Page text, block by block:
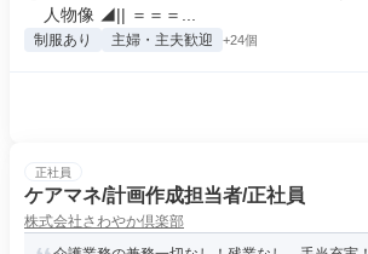
人物像 ◢|| ＝＝＝...
制服あり 主婦・主夫歓迎 +24個
正社員
ケアマネ/計画作成担当者/正社員
株式会社さわやか倶楽部